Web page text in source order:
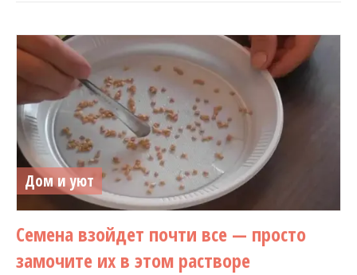
Дом и уют
Семена взойдет почти все — просто
замочите их в этом растворе